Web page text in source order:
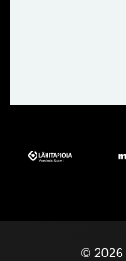
© 2026